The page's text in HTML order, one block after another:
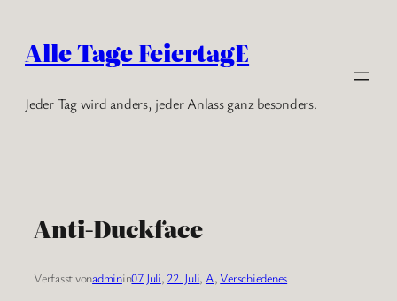
Inhalt
springen
Alle Tage FeiertagE
Jeder Tag wird anders, jeder Anlass ganz besonders.
Anti-Duckface
Verfasst vonadminin07 Juli, 22. Juli, A, Verschiedenes